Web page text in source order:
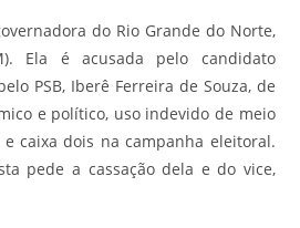
do Rio Grande do Norte,
Ela é acusada pelo candidato
PSB, Iberê Ferreira de Souza, de
e político, uso indevido de meio
caixa dois na campanha eleitoral.
pede a cassação dela e do vice,